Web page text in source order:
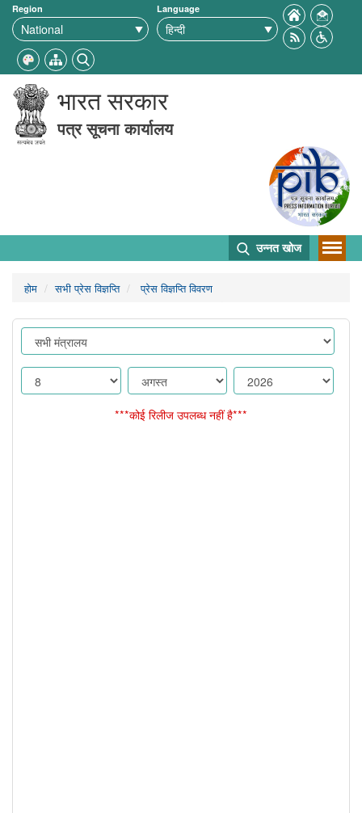
Region Language
भारत सरकार
पत्र सूचना कार्यालय
उन्नत खोज
होम सभी प्रेस विज्ञप्ति प्रेस विज्ञप्ति विवरण
***कोई रिलीज उपलब्ध नहीं है***